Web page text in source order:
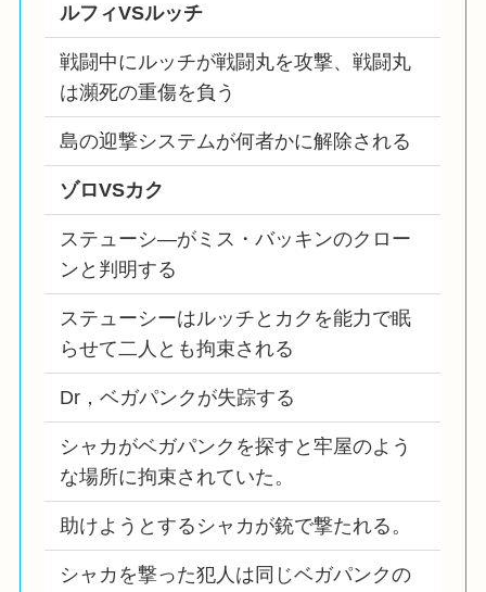
ルフィVSルッチ
戦闘中にルッチが戦闘丸を攻撃、戦闘丸
は瀕死の重傷を負う
島の迎撃システムが何者かに解除される
ゾロVSカク
ステューシ―がミス・バッキンのクロー
ンと判明する
ステューシーはルッチとカクを能力で眠
らせて二人とも拘束される
Dr，ベガパンクが失踪する
シャカがベガパンクを探すと牢屋のよう
な場所に拘束されていた。
助けようとするシャカが銃で撃たれる。
シャカを撃った犯人は同じベガパンクの